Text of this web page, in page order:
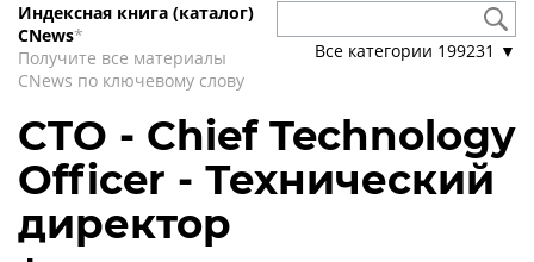
Индексная книга (каталог)
CNews*
Получите все материалы
CNews по ключевому слову
Все категории 199231 ▼
CTO - Chief Technology
Officer - Технический
директор